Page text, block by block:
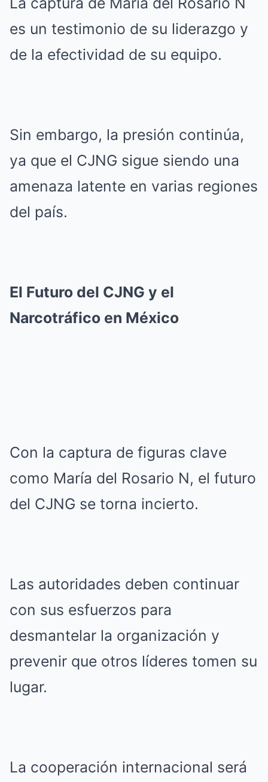
es un testimonio de su liderazgo y
de la efectividad de su equipo.
Sin embargo, la presión continúa,
ya que el CJNG sigue siendo una
amenaza latente en varias regiones
del país.
El Futuro del CJNG y el
Narcotráfico en México
Con la captura de figuras clave
como María del Rosario N, el futuro
del CJNG se torna incierto.
Las autoridades deben continuar
con sus esfuerzos para
desmantelar la organización y
prevenir que otros líderes tomen su
lugar.
La cooperación internacional será